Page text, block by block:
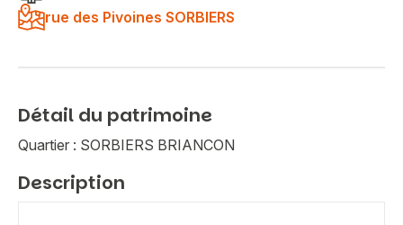
rue des Pivoines SORBIERS
Détail du patrimoine
Quartier : SORBIERS BRIANCON
Description